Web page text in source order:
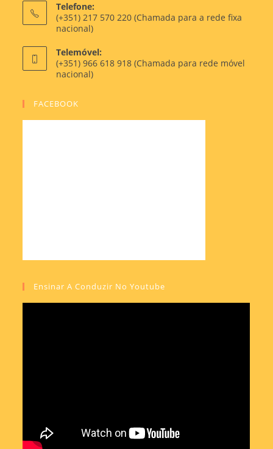
Telefone:
(+351) 217 570 220 (Chamada para a rede fixa
nacional)
Telemóvel:
(+351) 966 618 918 (Chamada para rede móvel
nacional)
FACEBOOK
Ensinar A Conduzir No Youtube